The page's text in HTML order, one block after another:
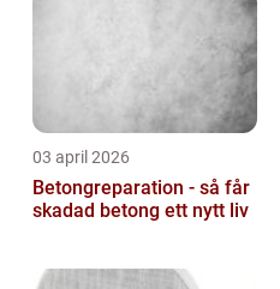
03 april 2026
Betongreparation - så får
skadad betong ett nytt liv